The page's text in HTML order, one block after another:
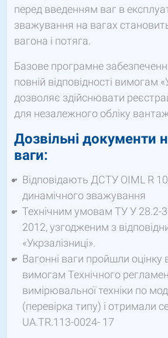
перед введенням ваг в
зважування на вагах
вагона і потяга.
Базове програмне
повній відповідності вимогам
дозволяє здійснювати
для незалежного обліку
Дозвільні документи
ваги:
Відповідають ДСТУ OIML R
динамічного зважування
Технічним умовам ТУ У 28.2-
2012, узгодженим з
«Укрзалізниці».
Вагонні ваги пройшли оцінку
вимогам Технічного
вимірювальної техніки по
(перевірка типу) і отримали
UA.TR.113-0024- 17